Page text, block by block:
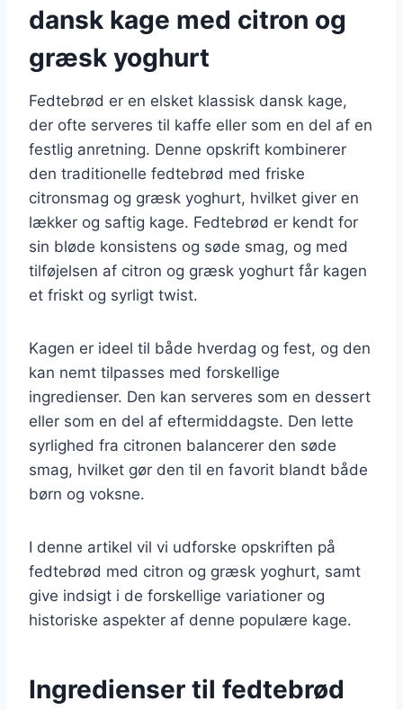
dansk kage med citron og
græsk yoghurt
Fedtebrød er en elsket klassisk dansk kage,
der ofte serveres til kaffe eller som en del af en
festlig anretning. Denne opskrift kombinerer
den traditionelle fedtebrød med friske
citronsmag og græsk yoghurt, hvilket giver en
lækker og saftig kage. Fedtebrød er kendt for
sin bløde konsistens og søde smag, og med
tilføjelsen af citron og græsk yoghurt får kagen
et friskt og syrligt twist.
Kagen er ideel til både hverdag og fest, og den
kan nemt tilpasses med forskellige
ingredienser. Den kan serveres som en dessert
eller som en del af eftermiddagste. Den lette
syrlighed fra citronen balancerer den søde
smag, hvilket gør den til en favorit blandt både
børn og voksne.
I denne artikel vil vi udforske opskriften på
fedtebrød med citron og græsk yoghurt, samt
give indsigt i de forskellige variationer og
historiske aspekter af denne populære kage.
Ingredienser til fedtebrød